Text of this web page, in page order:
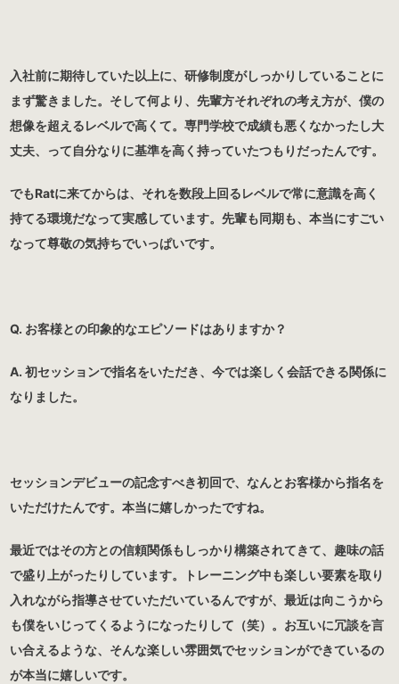
入社前に期待していた以上に、研修制度がしっかりしていることに
まず驚きました。そして何より、先輩方それぞれの考え方が、僕の
想像を超えるレベルで高くて。専門学校で成績も悪くなかったし大
丈夫、って自分なりに基準を高く持っていたつもりだったんです。
でもRatに来てからは、それを数段上回るレベルで常に意識を高く
持てる環境だなって実感しています。先輩も同期も、本当にすごい
なって尊敬の気持ちでいっぱいです。
Q. お客様との印象的なエピソードはありますか？
A. 初セッションで指名をいただき、今では楽しく会話できる関係に
なりました。
セッションデビューの記念すべき初回で、なんとお客様から指名を
いただけたんです。本当に嬉しかったですね。
最近ではその方との信頼関係もしっかり構築されてきて、趣味の話
で盛り上がったりしています。トレーニング中も楽しい要素を取り
入れながら指導させていただいているんですが、最近は向こうから
も僕をいじってくるようになったりして（笑）。お互いに冗談を言
い合えるような、そんな楽しい雰囲気でセッションができているの
が本当に嬉しいです。